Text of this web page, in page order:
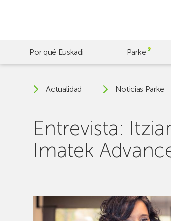
Por qué Euskadi Parke
Actualidad Noticias Parke
Entrevista:
Imatek